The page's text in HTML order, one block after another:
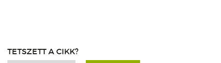
TETSZETT A CIKK?